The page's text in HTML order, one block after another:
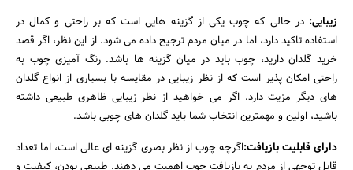
زیبایی: در حالی که چوب یکی از گزینه هایی است که بر راحتی و کمال در
استفاده تاکید دارد، اما در میان مردم ترجیح داده می شود. از این نظر، اگر قصد
خرید گلدان دارید، چوب باید در میان گزینه ها باشد. رنگ آمیزی چوب به
راحتی امکان پذیر است که از نظر زیبایی در مقایسه با بسیاری از انواع گلدان
های دیگر مزیت دارد. اگر می خواهید از نظر زیبایی ظاهری طبیعی داشته
باشید، اولین و مهمترین انتخاب شما باید گلدان های چوبی باشد.
دارای قابلیت بازیافت:اگرچه چوب از نظر بصری گزینه ای عالی است، اما تعداد